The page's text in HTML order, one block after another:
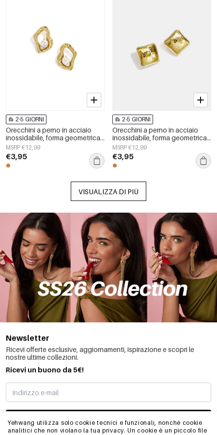
Yehwang utilizza solo cookie tecnici e funzionali, nonché cookie
analitici che non violano la tua privacy. Un cookie è un piccolo file
2-5 GIORNI
Orecchini a perno in acciaio
inossidabile, forma geometrica,
semplici, serie &quot;Daily
Simple&quot;, gioielli da donna.
MSRP €12,99
€3,95
2-5 GIORNI
Orecchini a perno in acciaio
inossidabile, forma geometrica,
semplici, serie &quot;Daily
Simple&quot;, gioielli da donna.
MSRP €12,99
€3,95
VISUALIZZA DI PIÙ
Newsletter
Ricevi offerte esclusive, aggiornamenti, ispirazione e scopri le
nostre ultime collezioni.
Ricevi un buono da 5€!
MI STO REGISTRANDO